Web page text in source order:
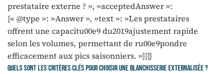
prestataire externe ? », »acceptedAnswer »:
{« @type »: »Answer », »text »: »Les prestataires
offrent une capacitu00e9 du2019ajustement rapide
selon les volumes, permettant de ru00e9pondre
efficacement aux pics saisonniers. »}}]}
Quels sont les critères clés pour choisir une blanchisserie externalisée ?